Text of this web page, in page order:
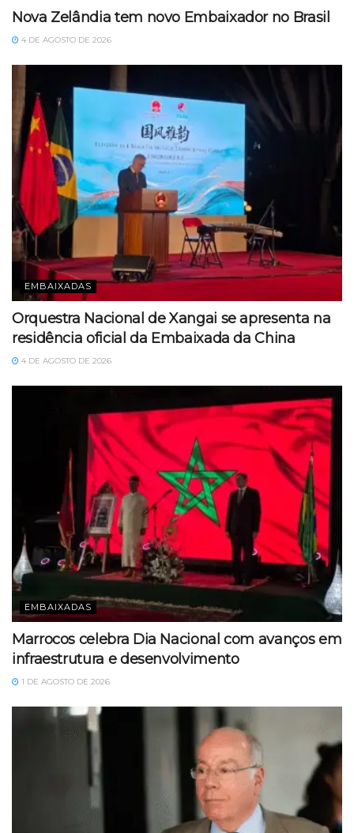
Nova Zelândia tem novo Embaixador no Brasil
4 DE AGOSTO DE 2026
EMBAIXADAS
Orquestra Nacional de Xangai se apresenta na
residência oficial da Embaixada da China
4 DE AGOSTO DE 2026
EMBAIXADAS
Marrocos celebra Dia Nacional com avanços em
infraestrutura e desenvolvimento
1 DE AGOSTO DE 2026